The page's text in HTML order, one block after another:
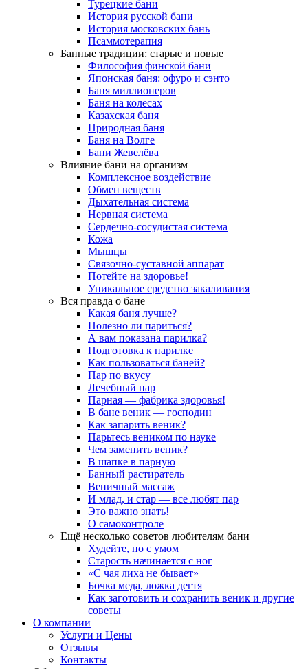
Турецкие бани
История русской бани
История московских бань
Псаммотерапия
Банные традиции: старые и новые
Философия финской бани
Японская баня: офуро и сэнто
Баня миллионеров
Баня на колесах
Казахская баня
Природная баня
Баня на Волге
Бани Жевелёва
Влияние бани на организм
Комплексное воздействие
Обмен веществ
Дыхательная система
Нервная система
Сердечно-сосудистая система
Кожа
Мышцы
Связочно-суставной аппарат
Потейте на здоровье!
Уникальное средство закаливания
Вся правда о бане
Какая баня лучше?
Полезно ли париться?
А вам показана парилка?
Подготовка к парилке
Как пользоваться баней?
Пар по вкусу
Лечебный пар
Парная — фабрика здоровья!
В бане веник — господин
Как запарить веник?
Парьтесь веником по науке
Чем заменить веник?
В шапке в парную
Банный растиратель
Веничный массаж
И млад, и стар — все любят пар
Это важно знать!
О самоконтроле
Ещё несколько советов любителям бани
Худейте, но с умом
Старость начинается с ног
«С чая лиха не бывает»
Бочка меда, ложка дегтя
Как заготовить и сохранить веник и другие
советы
О компании
Услуги и Цены
Отзывы
Контакты